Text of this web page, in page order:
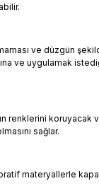
ve düzgün
ve uygulamak
koruyacak
sağlar.
materyallerle